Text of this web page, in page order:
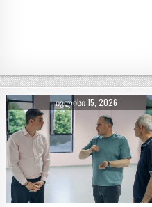
ᲘᲕᲚᲘᲡᲘ 15, 2026